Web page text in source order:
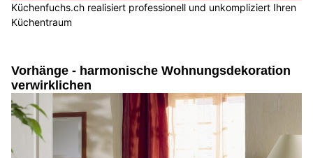
Küchenfuchs.ch realisiert professionell und unkompliziert Ihren
Küchentraum
Vorhänge - harmonische Wohnungsdekoration
verwirklichen